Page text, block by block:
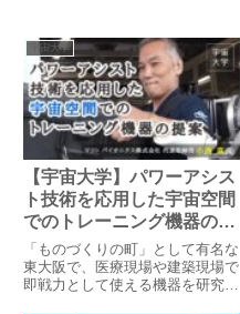
宇宙大学
【宇宙大学】パワーアシス
ト技術を応用した宇宙空間
でのトレーニング機器の提
案／マコトバイオニクス株
式会社 代表取締役 小西 真
氏
「ものづくりの町」として有名な
東大阪で、医療現場や建築現場で
即戦力として使える機器を研究開